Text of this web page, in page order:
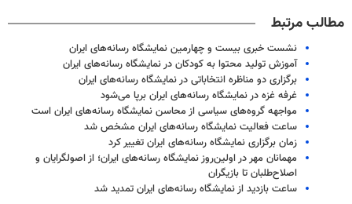
مطالب مرتبط
نشست خبری بیست و چهارمین نمایشگاه رسانه‌های ایران
آموزش تولید محتوا به کودکان در نمایشگاه رسانه‌های ایران
برگزاری دو مناظره انتخاباتی در نمایشگاه‌ رسانه‌های ایران
غرفه غزه در نمایشگاه رسانه‌های ایران برپا می‌شود
مواجهه گروه‌های سیاسی از محاسن نمایشگاه رسانه‌های ایران است
ساعت فعالیت نمایشگاه رسانه‌های ایران مشخص شد
زمان برگزاری نمایشگاه رسانه‌های ایران تغییر کرد
مهمانان مهر در اولین‌روز نمایشگاه‌ رسانه‌های ایران؛ از اصولگرایان و
اصلاح‌طلبان تا بازیگران
ساعت بازدید از نمایشگاه رسانه‌های ایران تمدید شد